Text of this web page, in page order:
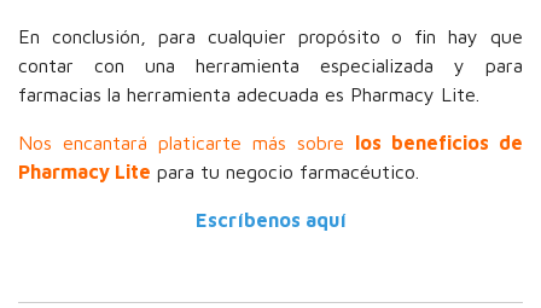
En conclusión, para cualquier propósito o fin hay que
contar con una herramienta especializada y para
farmacias la herramienta adecuada es Pharmacy Lite.
Nos encantará platicarte más sobre los beneficios de
Pharmacy Lite para tu negocio farmacéutico.
Escríbenos aquí